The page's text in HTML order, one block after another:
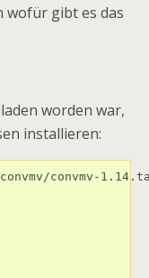
gibt es das
worden war,
installieren:
convmv-